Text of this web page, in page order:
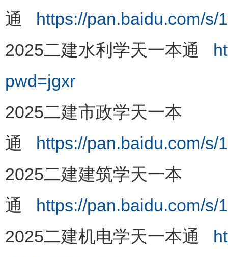
通 https://pan.baidu.com/
2025二建水利学天一本通
pwd=jgxr
2025二建市政学天一本
通 https://pan.baidu.com/
2025二建建筑学天一本
通 https://pan.baidu.com/
2025二建机电学天一本通